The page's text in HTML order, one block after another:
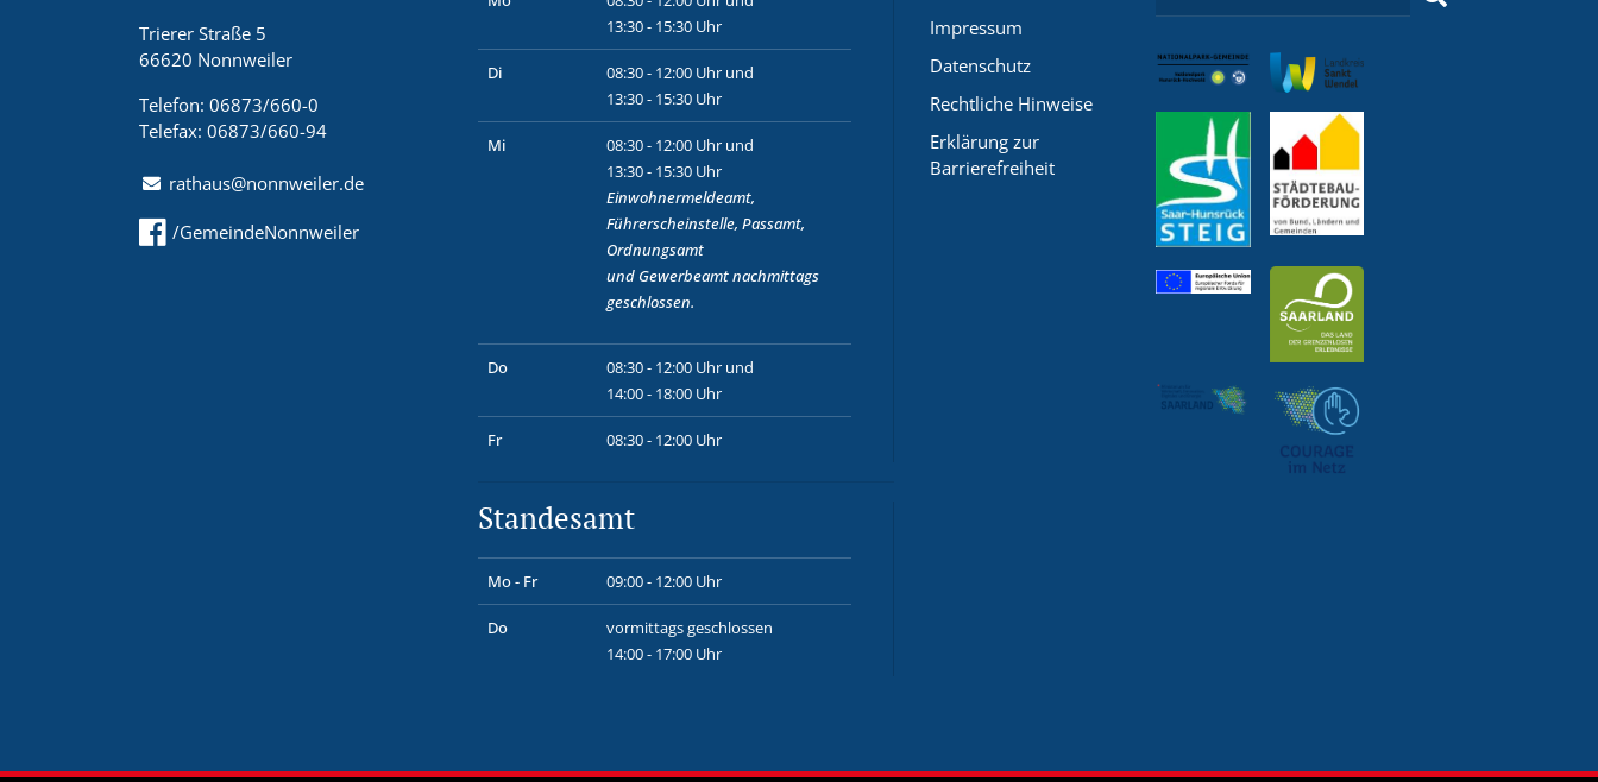
Trierer Straße 5
66620 Nonnweiler
Telefon: 06873/660-0
Telefax: 06873/660-94
rathaus@nonnweiler.de
/GemeindeNonnweiler
13:30 - 15:30 Uhr
Di
08:30 - 12:00 Uhr und
13:30 - 15:30 Uhr
Mi
08:30 - 12:00 Uhr und
13:30 - 15:30 Uhr
Einwohnermeldeamt,
Führerscheinstelle, Passamt,
Ordnungsamt
und Gewerbeamtnachmittags
geschlossen.
Do
08:30 - 12:00 Uhr und
14:00 - 18:00 Uhr
Fr 08:30 - 12:00 Uhr
Standesamt
Mo - Fr 09:00 - 12:00 Uhr
Do
vormittags geschlossen
14:00 - 17:00 Uhr
Impressum
Datenschutz
Rechtliche Hinweise
Erklärung zur
Barrierefreiheit